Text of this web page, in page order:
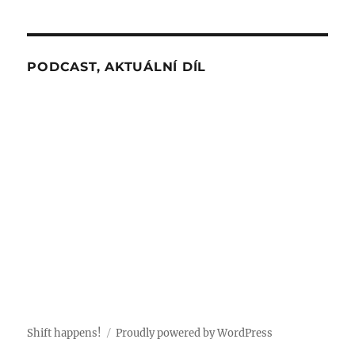
PODCAST, AKTUÁLNÍ DÍL
Shift happens! Proudly powered by WordPress